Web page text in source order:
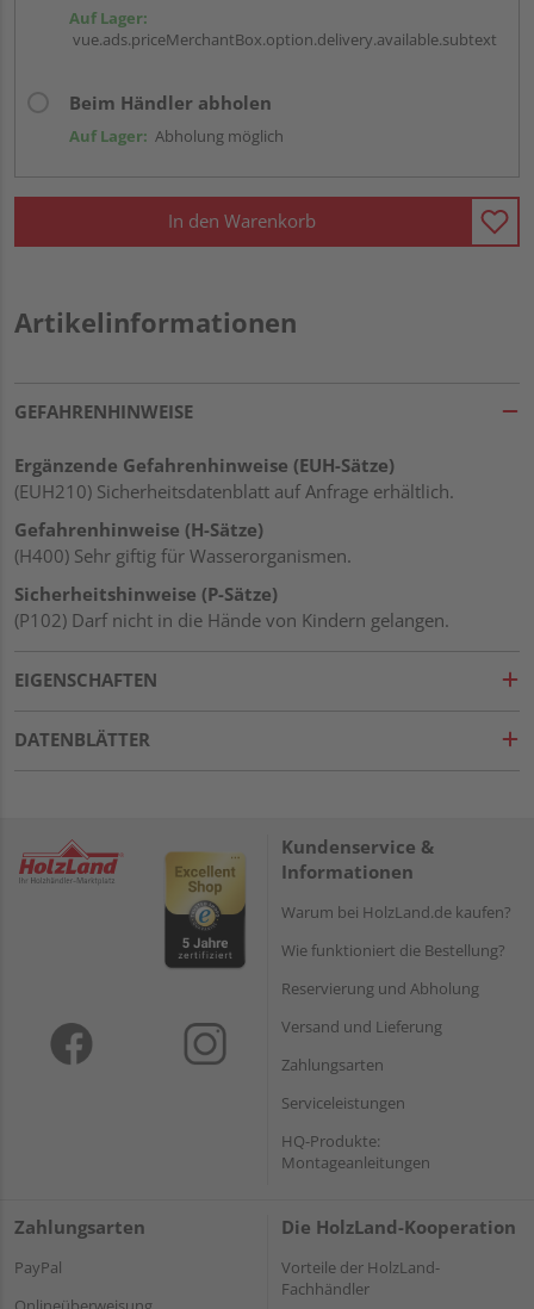
Auf Lager:
vue.ads.priceMerchantBox.option.delivery.available.subtext
Beim Händler abholen
Auf Lager: Abholung möglich
In den Warenkorb
Artikelinformationen
GEFAHRENHINWEISE
Ergänzende Gefahrenhinweise (EUH-Sätze)
(EUH210) Sicherheitsdatenblatt auf Anfrage erhältlich.
Gefahrenhinweise (H-Sätze)
(H400) Sehr giftig für Wasserorganismen.
Sicherheitshinweise (P-Sätze)
(P102) Darf nicht in die Hände von Kindern gelangen.
EIGENSCHAFTEN
DATENBLÄTTER
Kundenservice &
Informationen
Warum bei HolzLand.de kaufen?
Wie funktioniert die Bestellung?
Reservierung und Abholung
Versand und Lieferung
Zahlungsarten
Serviceleistungen
HQ-Produkte:
Montageanleitungen
Zahlungsarten
PayPal
Die HolzLand-Kooperation
Vorteile der HolzLand-
Fachhändler